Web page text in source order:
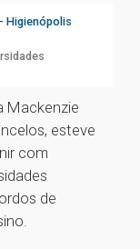
Higienópolis
Mackenzie
esteve
com
de